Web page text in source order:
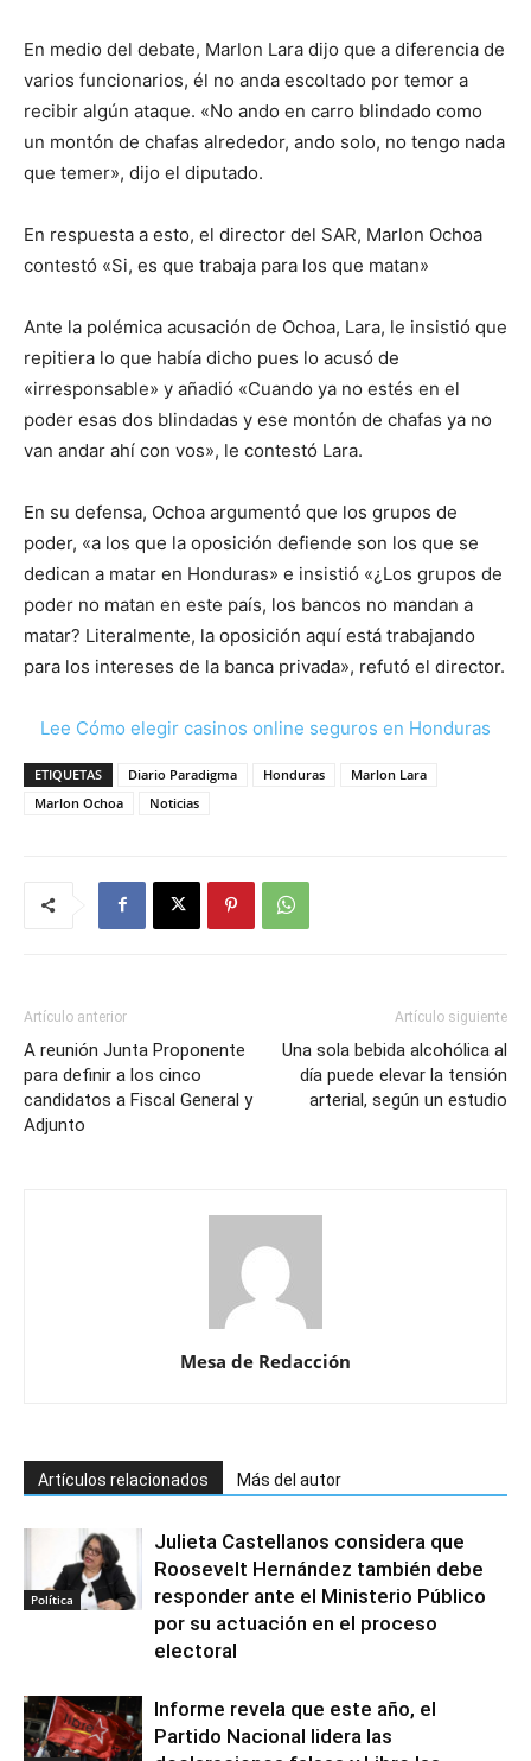
En medio del debate, Marlon Lara dijo que a diferencia de
varios funcionarios, él no anda escoltado por temor a
recibir algún ataque. «No ando en carro blindado como
un montón de chafas alrededor, ando solo, no tengo nada
que temer», dijo el diputado.
En respuesta a esto, el director del SAR, Marlon Ochoa
contestó «Si, es que trabaja para los que matan»
Ante la polémica acusación de Ochoa, Lara, le insistió que
repitiera lo que había dicho pues lo acusó de
«irresponsable» y añadió «Cuando ya no estés en el
poder esas dos blindadas y ese montón de chafas ya no
van andar ahí con vos», le contestó Lara.
En su defensa, Ochoa argumentó que los grupos de
poder, «a los que la oposición defiende son los que se
dedican a matar en Honduras» e insistió «¿Los grupos de
poder no matan en este país, los bancos no mandan a
matar? Literalmente, la oposición aquí está trabajando
para los intereses de la banca privada», refutó el director.
Lee Cómo elegir casinos online seguros en Honduras
ETIQUETAS Diario Paradigma Honduras
Marlon Lara
Marlon Ochoa
Noticias
Artículo anterior
A reunión Junta Proponente
para definir a los cinco
candidatos a Fiscal General y
Adjunto
Artículo siguiente
Una sola bebida alcohólica al
día puede elevar la tensión
arterial, según un estudio
Mesa de Redacción
Artículos relacionados Más del autor
Política
Julieta Castellanos considera que
Roosevelt Hernández también debe
responder ante el Ministerio Público
por su actuación en el proceso
electoral
Informe revela que este año, el
Partido Nacional lidera las